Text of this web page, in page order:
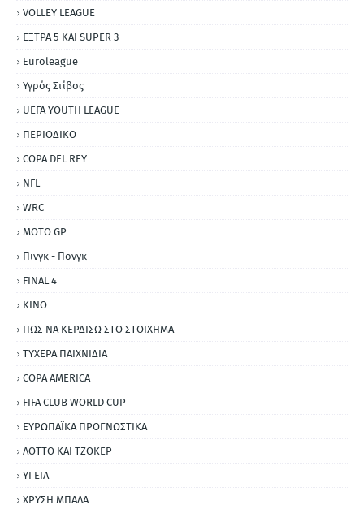
VOLLEY LEAGUE
ΕΞΤΡΑ 5 ΚΑΙ SUPER 3
Εuroleague
Υγρός Στίβος
UEFA YOUTH LEAGUE
ΠΕΡΙΟΔΙΚΟ
COPA DEL REY
NFL
WRC
MOTO GP
Πινγκ - Πονγκ
FINAL 4
ΚΙΝΟ
ΠΩΣ ΝΑ ΚΕΡΔΙΣΩ ΣΤΟ ΣΤΟΙΧΗΜΑ
ΤΥΧΕΡΑ ΠΑΙΧΝΙΔΙΑ
COPA AMERICA
FIFA CLUB WORLD CUP
ΕΥΡΩΠΑΪΚΑ ΠΡΟΓΝΩΣΤΙΚΑ
ΛΟΤΤΟ ΚΑΙ ΤΖΟΚΕΡ
ΥΓΕΙΑ
ΧΡΥΣΗ ΜΠΑΛΑ